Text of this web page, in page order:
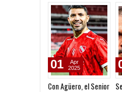
Con Agüero, el Senior
01
Apr
2025